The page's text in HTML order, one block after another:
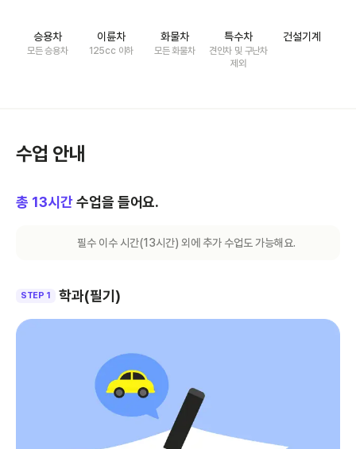
승용차
모든 승용차
이륜차
125cc 이하
화물차
모든 화물차
특수차
견인차 및 구난차
제외
건설기계
수업 안내
총 13시간 수업을 들어요.
필수 이수 시간(13시간) 외에 추가 수업도 가능해요.
STEP 1 학과(필기)